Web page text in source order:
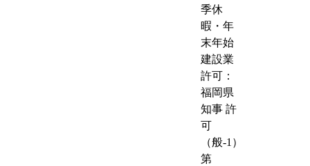
季休
暇・年
末年始
建設業
許可：
福岡県
知事 許
可
（般-1）
第